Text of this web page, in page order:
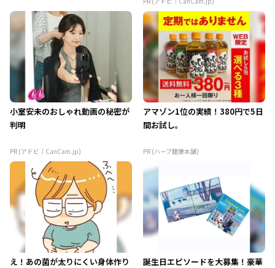
小室安未のおしゃれ動画の秘密が
判明
PR (アドビ｜CanCam.jp)
アマゾン1位の実績！380円で5日
間お試し。
PR (ハーブ健康本舗)
え！あの菌が太りにくい身体作り
誕生日エピソードを大募集！豪華